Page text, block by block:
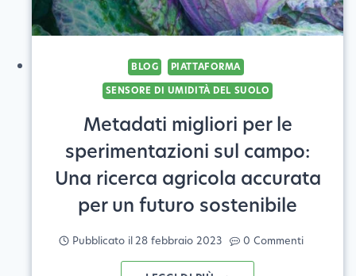
BLOG
PIATTAFORMA
SENSORE DI UMIDITÀ DEL SUOLO
Metadati migliori per le
sperimentazioni sul campo:
Una ricerca agricola accurata
per un futuro sostenibile
Pubblicato il28 febbraio 2023 0 Commenti